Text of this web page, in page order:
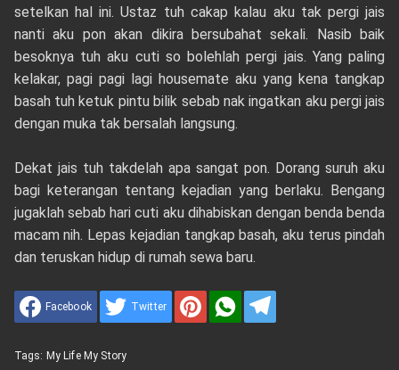
setelkan hal ini. Ustaz tuh cakap kalau aku tak pergi jais
nanti aku pon akan dikira bersubahat sekali. Nasib baik
besoknya tuh aku cuti so bolehlah pergi jais. Yang paling
kelakar, pagi pagi lagi housemate aku yang kena tangkap
basah tuh ketuk pintu bilik sebab nak ingatkan aku pergi jais
dengan muka tak bersalah langsung.
Dekat jais tuh takdelah apa sangat pon. Dorang suruh aku
bagi keterangan tentang kejadian yang berlaku. Bengang
jugaklah sebab hari cuti aku dihabiskan dengan benda benda
macam nih. Lepas kejadian tangkap basah, aku terus pindah
dan teruskan hidup di rumah sewa baru.
Facebook Twitter
Tags: My Life My Story